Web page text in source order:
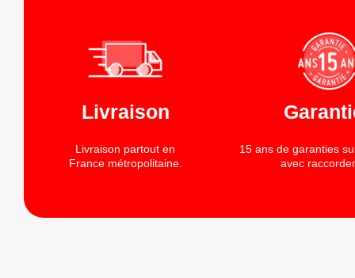
Livraison
Livraison partout en
France métropolitaine.
15 ans de garanties
avec